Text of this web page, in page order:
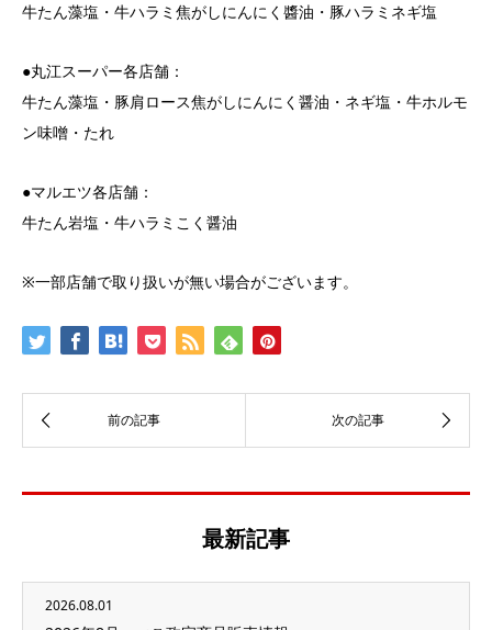
牛たん藻塩・牛ハラミ焦がしにんにく醬油・豚ハラミネギ塩
●丸江スーパー各店舗：
牛たん藻塩・豚肩ロース焦がしにんにく醤油・ネギ塩・牛ホルモ
ン味噌・たれ
●マルエツ各店舗：
牛たん岩塩・牛ハラミこく醤油
※一部店舗で取り扱いが無い場合がございます。
最新記事
2026.08.01